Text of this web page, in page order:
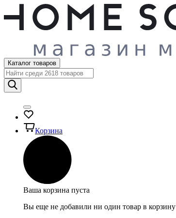
Каталог товаров
Корзина
Ваша корзина пуста
Вы еще не добавили ни один товар в корзину